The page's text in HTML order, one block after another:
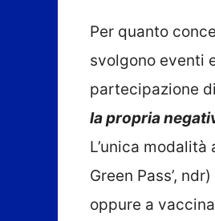
Per quanto
svolgono eventi
partecipazione
la propria
L’unica
Green Pass’,
oppure a